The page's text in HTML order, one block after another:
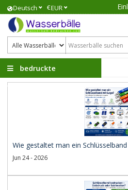
Deutsch €EUR
bedruckte
Wasserbälle
Wie gestaltet man ein
Jun 24 - 2026